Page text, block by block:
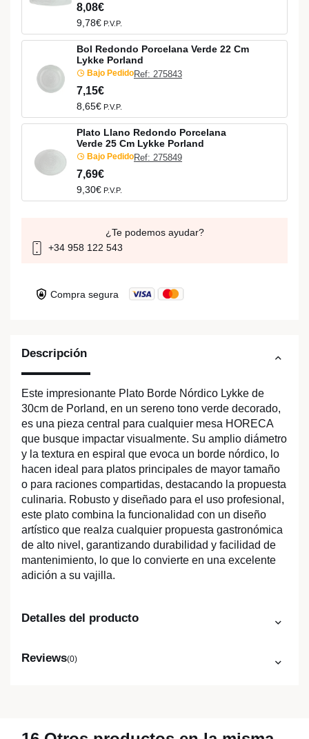
Descripción
Este impresionante Plato Borde Nórdico Lykke de
30cm de Porland, en un sereno tono verde decorado,
es una pieza central para cualquier mesa HORECA
que busque impactar visualmente. Su amplio diámetro
y la textura en espiral que evoca un borde nórdico, lo
hacen ideal para platos principales de mayor tamaño
o para raciones compartidas, destacando la propuesta
culinaria. Robusto y diseñado para el uso profesional,
este plato combina la funcionalidad con un diseño
artístico que realza cualquier propuesta gastronómica
de alto nivel, garantizando durabilidad y facilidad de
mantenimiento, lo que lo convierte en una excelente
adición a su vajilla.
Detalles del producto
Reviews(0)
8,08€
9,78€ P.V.P.
Bol Redondo Porcelana Verde 22 Cm
Lykke Porland
Bajo PedidoRef: 275843
7,15€
8,65€ P.V.P.
Plato Llano Redondo Porcelana
Verde 25 Cm Lykke Porland
Bajo PedidoRef: 275849
7,69€
9,30€ P.V.P.
¿Te podemos ayudar?
+34 958 122 543
Compra segura